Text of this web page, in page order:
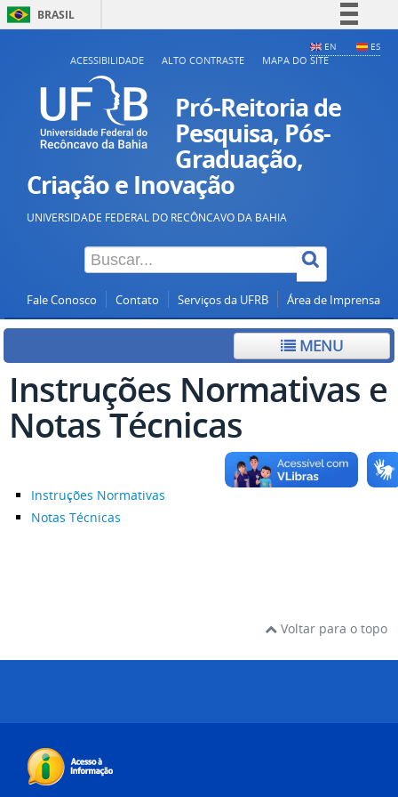
BRASIL
Simplifique!
Participe
Acesso à informação
Legislação
Canais
EN ES
ACESSIBILIDADE ALTO CONTRASTE MAPA DO SITE
Pró-Reitoria de
Pesquisa, Pós-
Graduação,
Criação e Inovação
UNIVERSIDADE FEDERAL DO RECÔNCAVO DA BAHIA
Fale Conosco Contato Serviços da UFRB Área de Imprensa
MENU
Instruções Normativas e
Notas Técnicas
Instruções Normativas
Notas Técnicas
Voltar para o topo